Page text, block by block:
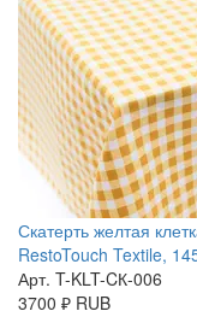
Скатерть желтая
RestoTouch Textile,
Арт. T-KLT-CК-006
3700 ₽ RUB